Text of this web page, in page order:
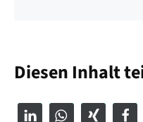
Diesen Inhalt